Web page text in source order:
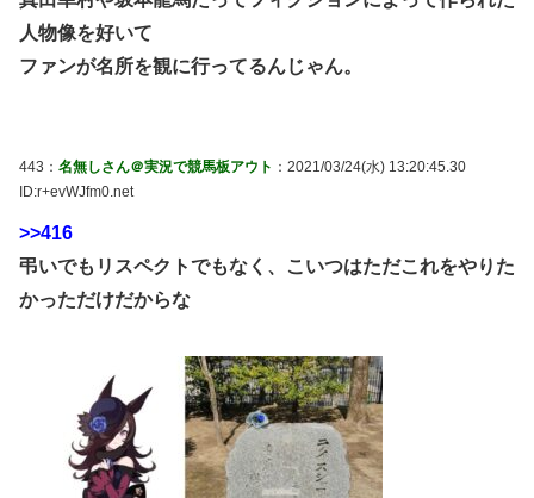
人物像を好いて
ファンが名所を観に行ってるんじゃん。
443： 名無しさん＠実況で競馬板アウト ：2021/03/24(水) 13:20:45.30
ID:r+evWJfm0.net
>>416
弔いでもリスペクトでもなく、こいつはただこれをやりた
かっただけだからな